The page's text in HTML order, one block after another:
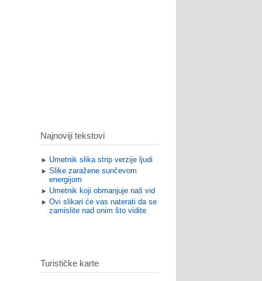
Najnoviji tekstovi
Umetnik slika strip verzije ljudi
Slike zaražene sunčevom
energijom
Umetnik koji obmanjuje naš vid
Ovi slikari će vas naterati da se
zamislite nad onim što vidite
Turističke karte